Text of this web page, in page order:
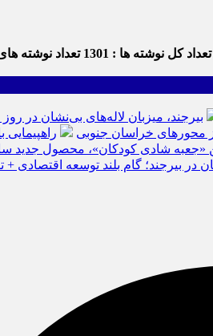
امام علی (ع) می
تعداد کل نوشته ها : 1301 تعداد نوشته
بیرجند، میزبان لاله‌های بی‌نشان در
راهپیمایی باشکوه ۱۳ آبان در بیرجند؛ «متحد و
«جعبه شادی کودکان»، محصول جدید
در بیرجند؛ گام بلند توسعه اقتصادی +